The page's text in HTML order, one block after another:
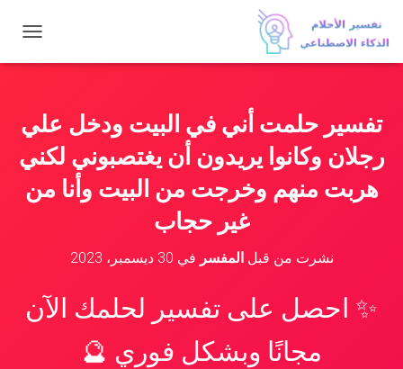
ب
ا
ت
ق
تفسير حلمت أني في البيت ودخل علي
رجلان وكانوا يريدون أن يغتصبوني لكني
هربت منهم وخرجت من البيت وأنا من
غير حجاب
نشرت من قبلالمفسر في 30 ديسمبر، 2023
✨ احصل على تفسير لحلمك الآن
مجانًا وبشكل فوري 🔮